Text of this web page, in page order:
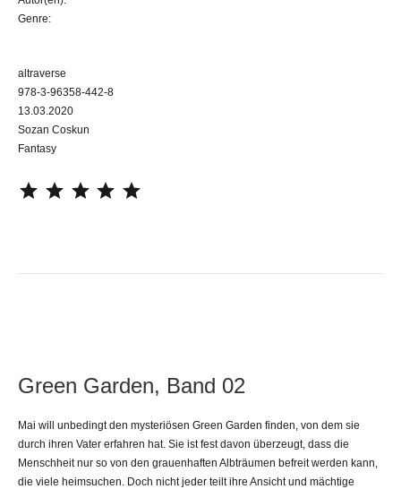
Genre:
altraverse
978-3-96358-442-8
13.03.2020
Sozan Coskun
Fantasy
Green Garden, Band 02
Mai will unbedingt den mysteriösen Green Garden finden, von dem sie
durch ihren Vater erfahren hat. Sie ist fest davon überzeugt, dass die
Menschheit nur so von den grauenhaften Albträumen befreit werden kann,
die viele heimsuchen. Doch nicht jeder teilt ihre Ansicht und mächtige